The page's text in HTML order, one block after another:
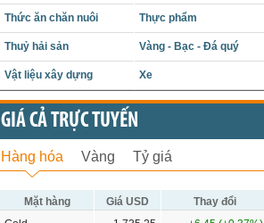
Thức ăn chăn nuôi Thực phẩm
Thuỷ hải sản Vàng - Bạc - Đá quý
Vật liệu xây dựng Xe
GIÁ CẢ TRỰC TUYẾN
Hàng hóa Vàng Tỷ giá
Mặt hàng Giá USD
Thay đổi